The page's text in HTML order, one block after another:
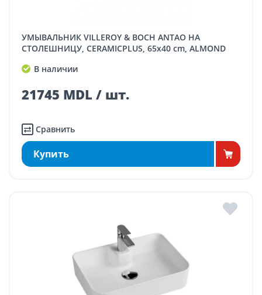
УМЫВАЛЬНИК VILLEROY & BOCH ANTAO НА
СТОЛЕШНИЦУ, CERAMICPLUS, 65x40 cm, ALMOND
В наличии
21745 MDL / шт.
Сравнить
Купить